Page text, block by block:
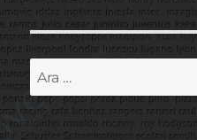
Ara: